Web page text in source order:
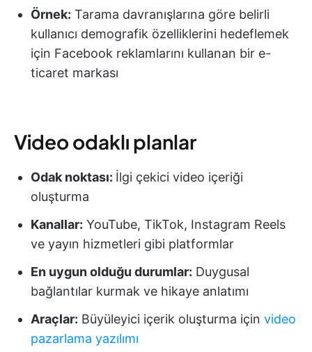
Örnek: Tarama davranışlarına göre belirli
kullanıcı demografik özelliklerini hedeflemek
için Facebook reklamlarını kullanan bir e-
ticaret markası
Video odaklı planlar
Odak noktası: İlgi çekici video içeriği
oluşturma
Kanallar: YouTube, TikTok, Instagram Reels
ve yayın hizmetleri gibi platformlar
En uygun olduğu durumlar: Duygusal
bağlantılar kurmak ve hikaye anlatımı
Araçlar: Büyüleyici içerik oluşturma için video
pazarlama yazılımı